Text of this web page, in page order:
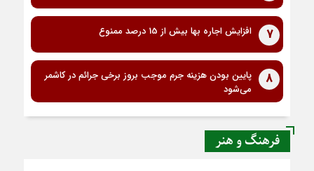
7 افزایش اجاره بها بیش از 15 درصد ممنوع
8
پایین بودن هزینه جرم موجب بروز برخی جرائم در کاشمر
می‌شود
فرهنگ و هنر